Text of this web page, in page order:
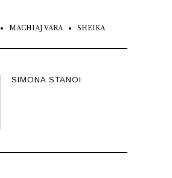
MACHIAJ VARA SHEIKA
SIMONA STANOI